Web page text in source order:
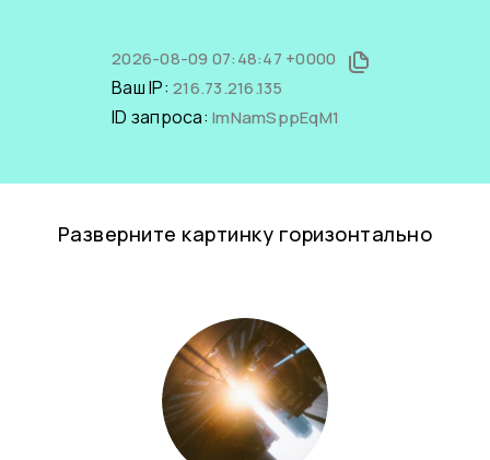
2026-08-09 07:48:47 +0000
Ваш IP: 216.73.216.135
ID запроса: lmNamSppEqM1
Разверните картинку горизонтально